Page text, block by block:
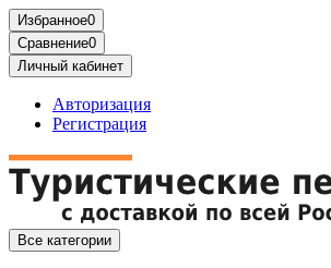
Избранное0
Сравнение0
Личный кабинет
Авторизация
Регистрация
Все категории